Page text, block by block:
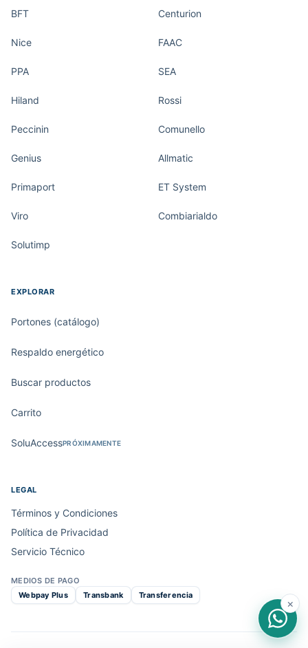
BFT Centurion
Nice FAAC
PPA SEA
Hiland Rossi
Peccinin Comunello
Genius Allmatic
Primaport ET System
Viro Combiarialdo
Solutimp
EXPLORAR
Portones (catálogo)
Respaldo energético
Buscar productos
Carrito
SoluAccessPRÓXIMAMENTE
LEGAL
Términos y Condiciones
Política de Privacidad
Servicio Técnico
MEDIOS DE PAGO
Webpay Plus
Transbank Transferencia
×